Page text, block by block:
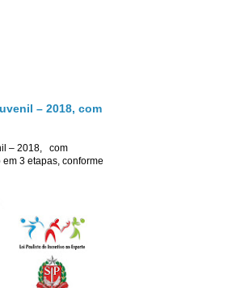
– 2018, com
– 2018, com
3 etapas, conforme